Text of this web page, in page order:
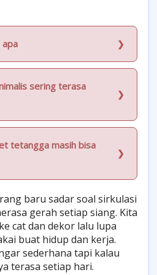
apa
sering terasa
tetangga masih bisa
baru sadar soal sirkulasi
gerah setiap siang. Kita
cat dan dekor lalu lupa
buat hidup dan kerja.
sederhana tapi kalau
terasa setiap hari.